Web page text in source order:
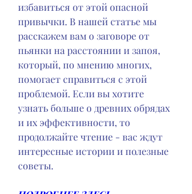
избавиться от этой опасной
привычки. В нашей статье мы
расскажем вам о заговоре от
пьянки на расстоянии и запоя,
который, по мнению многих,
помогает справиться с этой
проблемой. Если вы хотите
узнать больше о древних обрядах
и их эффективности, то
продолжайте чтение - вас ждут
интересные истории и полезные
советы.